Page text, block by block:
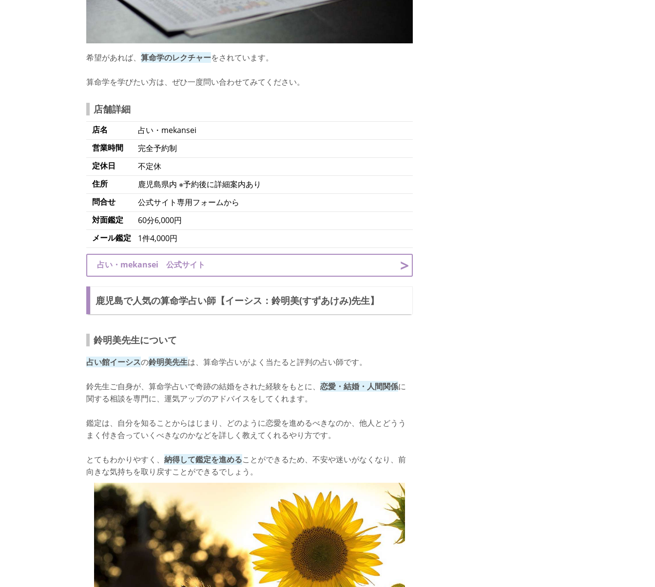
希望があれば、 算命学のレクチャーをされています。
算命学を学びたい方は、ぜひ一度問い合わせてみてください。
店舗詳細
店名
占い・mekansei
営業時間
完全予約制
定休日
不定休
住所
鹿児島県内 ※予約後に詳細案内あり
問合せ
公式サイト専用フォームから
対面鑑定
60分6,000円
メール鑑定
1件4,000円
占い・mekansei 公式サイト
鹿児島で人気の算命学占い師【イーシス：鈴明美(すずあけみ)先生】
鈴明美先生について
占い館イーシスの鈴明美先生は、算命学占いがよく当たると評判の占い師です。
鈴先生ご自身が、算命学占いで奇跡の結婚をされた経験をもとに、 恋愛・結婚・人間関係に
関する相談を専門に、運気アップのアドバイスをしてくれます。
鑑定は、自分を知ることからはじまり、どのように恋愛を進めるべきなのか、他人とどうう
まく付き合っていくべきなのかなどを詳しく教えてくれるやり方です。
とてもわかりやすく、 納得して鑑定を進めることができるため、不安や迷いがなくなり、前
向きな気持ちを取り戻すことができるでしょう。